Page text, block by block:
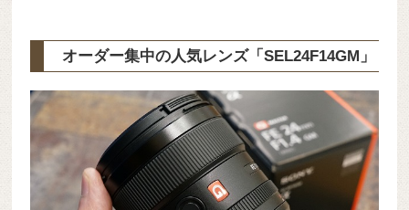
オーダー集中の人気レンズ「SEL24F14GM」